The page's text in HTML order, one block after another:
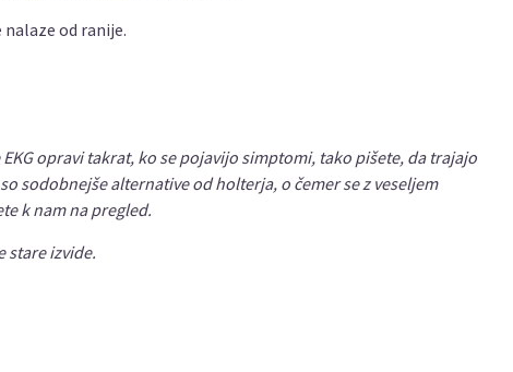
nalaze od ranije.
opravi takrat, ko se pojavijo simptomi, tako pišete, da trajajo
sodobnejše alternative od holterja, o čemer se z veseljem
k nam na pregled.
stare izvide.